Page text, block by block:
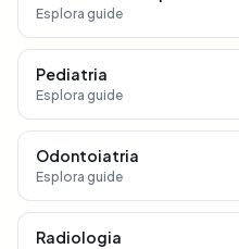
Esplora guide
Pediatria
Esplora guide
Odontoiatria
Esplora guide
Radiologia